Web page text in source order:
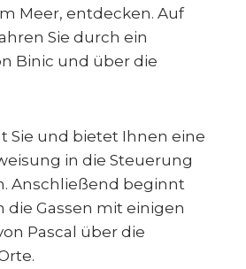
Meer, entdecken. Auf
Sie durch ein
Binic und über die
Sie und bietet Ihnen eine
in die Steuerung
Anschließend beginnt
die Gassen mit einigen
Pascal über die